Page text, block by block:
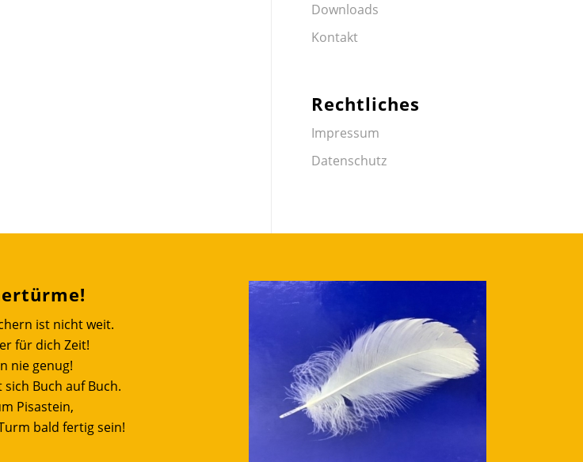
Downloads
Kontakt
Rechtliches
Impressum
Datenschutz
ist nicht weit.
für dich Zeit!
nie genug!
Buch auf Buch.
Pisastein,
bald fertig sein!